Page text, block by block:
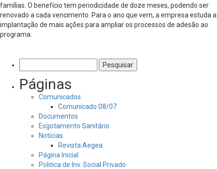
famílias. O benefício tem periodicidade de doze meses, podendo ser
renovado a cada vencimento. Para o ano que vem, a empresa estuda a
implantação de mais ações para ampliar os processos de adesão ao
programa.
por:
Páginas
Comunicados
Comunicado 08/07
Documentos
Esgotamento Sanitário
Notícias
Revista Aegea
Página Inicial
Politica de Inv. Social Privado